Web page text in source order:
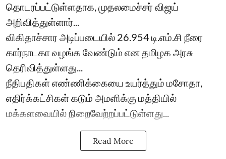
தொடரப்பட்டுள்ளதாக, முதலமைச்சர் விஜய்
அறிவித்துள்ளார்...
விகிதாச்சார அடிப்படையில் 26.954 டி.எம்.சி நீரை
கார்நாடகா வழங்க வேண்டும் என தமிழக அரசு
தெரிவித்துள்ளது...
நீதிபதிகள் எண்ணிக்கையை உயர்த்தும் மசோதா,
எதிர்க்கட்சிகள் கடும் அமளிக்கு மத்தியில்
மக்களவையில் நிறைவேற்றப்பட்டுள்ளது...
Read More